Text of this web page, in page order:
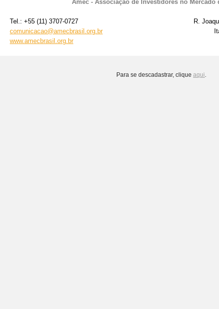
Amec - Associação de Investidores no Mercado
Tel.: +55 (11) 3707-0727
comunicacao@amecbrasil.org.br
www.amecbrasil.org.br
R.
Para se descadastrar, clique aqui.